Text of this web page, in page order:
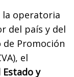
la operatoria
del país y del
Promoción
el
y